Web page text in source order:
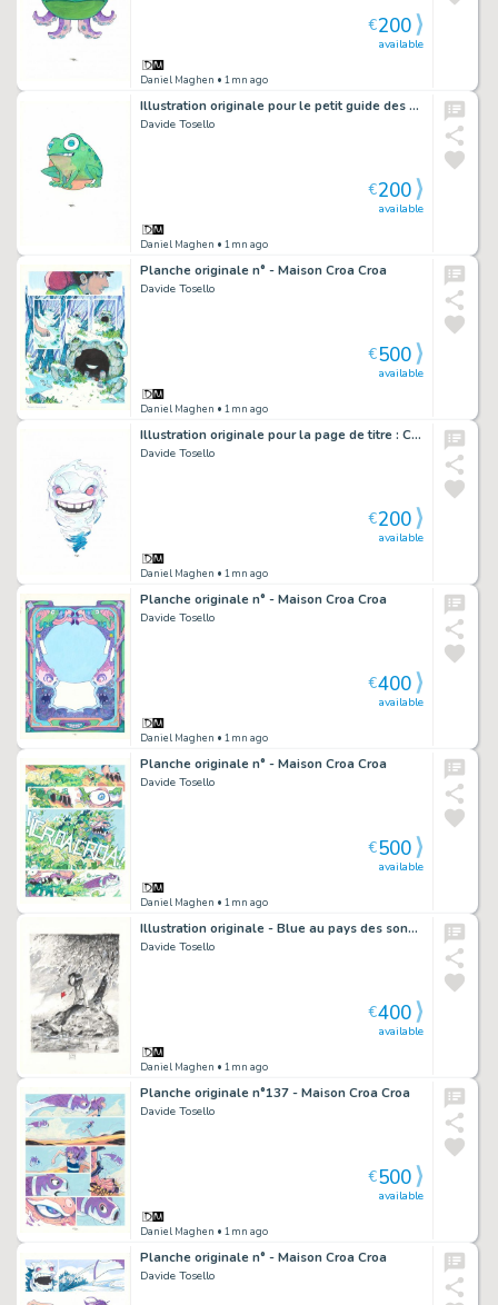
Daniel Maghen • 1mn ago
available
€200
Illustration originale pour le petit guide des symboles : la Grenouille - Maison Croa Croa
Davide Tosello
Daniel Maghen • 1mn ago
available
€200
Planche originale n° - Maison Croa Croa
Davide Tosello
Daniel Maghen • 1mn ago
available
€500
Illustration originale pour la page de titre : Chapitre 07, Sous l'herbe - Maison Croa Croa
Davide Tosello
Daniel Maghen • 1mn ago
available
€200
Planche originale n° - Maison Croa Croa
Davide Tosello
Daniel Maghen • 1mn ago
available
€400
Planche originale n° - Maison Croa Croa
Davide Tosello
Daniel Maghen • 1mn ago
available
€500
Illustration originale - Blue au pays des songes
Davide Tosello
Daniel Maghen • 1mn ago
available
€400
Planche originale n°137 - Maison Croa Croa
Davide Tosello
Daniel Maghen • 1mn ago
available
€500
Planche originale n° - Maison Croa Croa
Davide Tosello